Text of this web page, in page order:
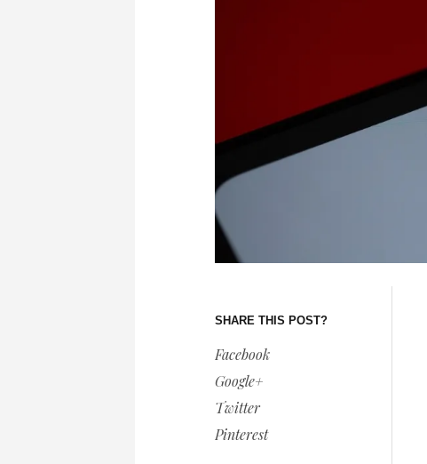
SHARE THIS POST?
Facebook
Google+
Twitter
Pinterest